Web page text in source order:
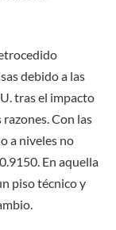
debido a las
tras el impacto
Con las
a niveles no
En aquella
piso técnico y